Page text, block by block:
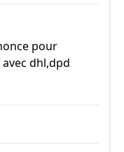
pour
dhl,dpd